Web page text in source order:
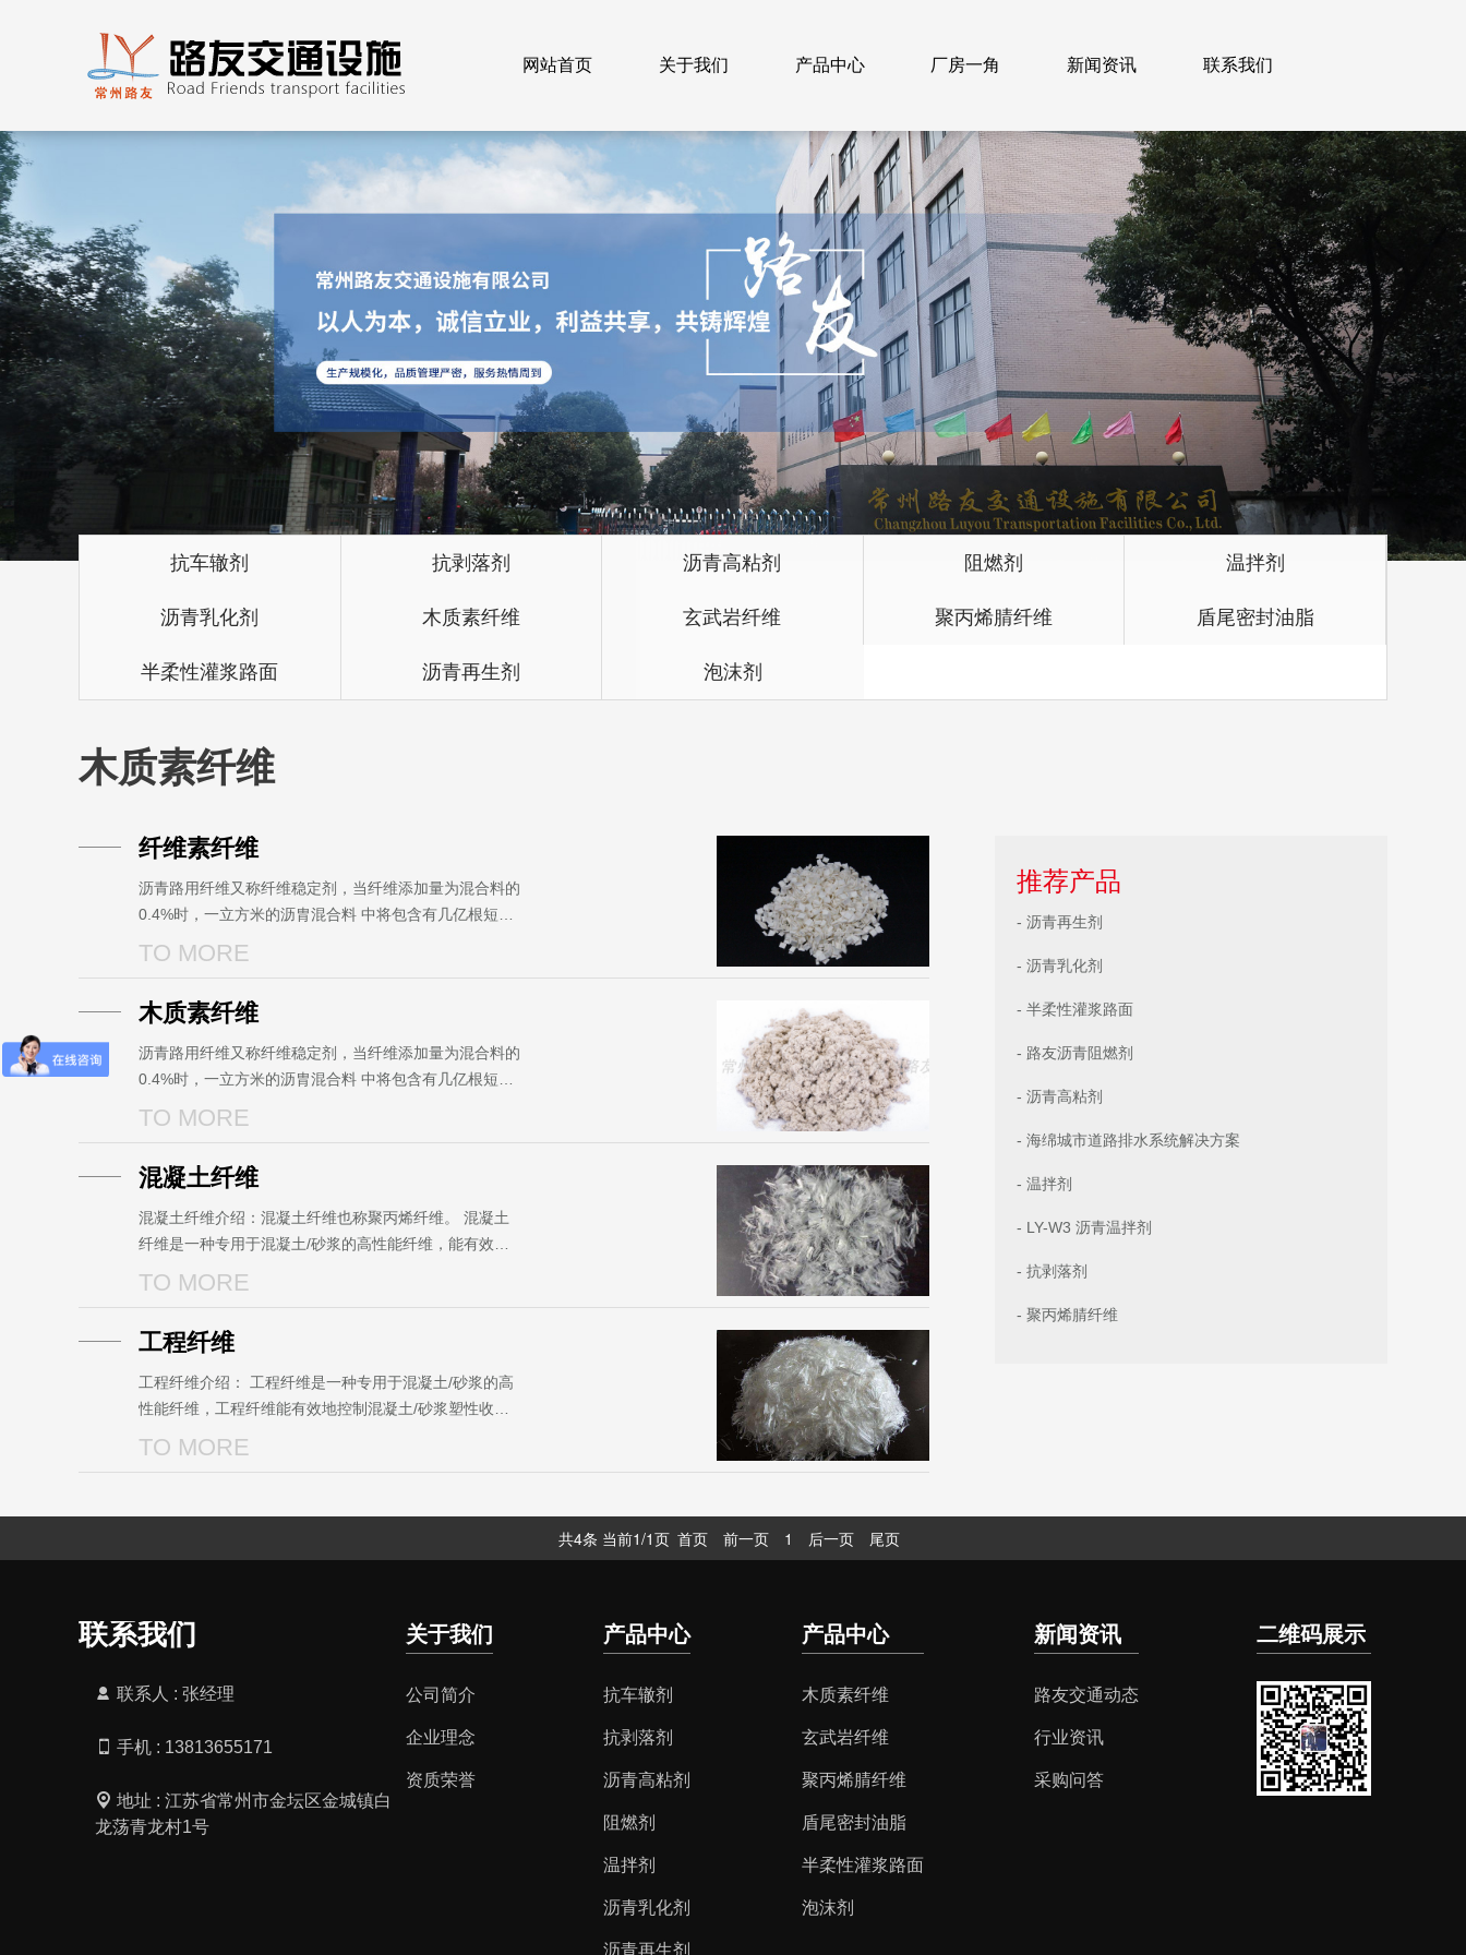
网站首页 关于我们 产品中心 厂房一角 新闻资讯 联系我们
抗车辙剂 抗剥落剂 沥青高粘剂 阻燃剂 温拌剂
沥青乳化剂 木质素纤维 玄武岩纤维 聚丙烯腈纤维 盾尾密封油脂
半柔性灌浆路面 沥青再生剂 泡沫剂
木质素纤维
纤维素纤维
沥青路用纤维又称纤维稳定剂，当纤维添加量为混合料的
0.4%时，一立方米的沥胄混合料 中将包含有几亿根短纤
大大改善沥青路面性能质置，使沥裔混凝土具有离温···...
TO MORE
木质素纤维
沥青路用纤维又称纤维稳定剂，当纤维添加量为混合料的
0.4%时，一立方米的沥胄混合料 中将包含有几亿根短纤
大大改善沥青路面性能质置，使沥裔混凝土具有离温···...
TO MORE
混凝土纤维
混凝土纤维介绍：混凝土纤维也称聚丙烯纤维。 混凝土
纤维是一种专用于混凝土/砂浆的高性能纤维，能有效地
的微裂纹，防止及抑制混凝土原生裂缝的形成和发展，大
TO MORE
工程纤维
工程纤维介绍： 工程纤维是一种专用于混凝土/砂浆的高
性能纤维，工程纤维能有效地控制混凝土/砂浆塑性收
凝土原生裂缝的形成和发展，工程纤维大大改善混凝土/
TO MORE
推荐产品
- 沥青再生剂
- 沥青乳化剂
- 半柔性灌浆路面
- 路友沥青阻燃剂
- 沥青高粘剂
- 海绵城市道路排水系统解决方案
- 温拌剂
- LY-W3 沥青温拌剂
- 抗剥落剂
- 聚丙烯腈纤维
共4条 当前1/1页 首页 前一页 1 后一页 尾页
联系我们
联系人 : 张经理
手机 : 13813655171
地址 : 江苏省常州市金坛区金城镇白
龙荡青龙村1号
关于我们
公司简介
企业理念
资质荣誉
产品中心
抗车辙剂
抗剥落剂
沥青高粘剂
阻燃剂
温拌剂
沥青乳化剂
沥青再生剂
产品中心
木质素纤维
玄武岩纤维
聚丙烯腈纤维
盾尾密封油脂
半柔性灌浆路面
泡沫剂
新闻资讯
路友交通动态
行业资讯
采购问答
二维码展示